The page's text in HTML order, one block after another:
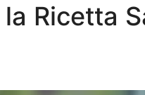
la Ricetta